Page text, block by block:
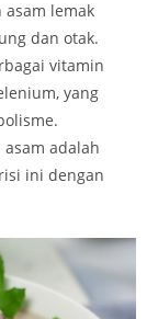
asam lemak
dan otak.
vitamin
yang
adalah
ini dengan